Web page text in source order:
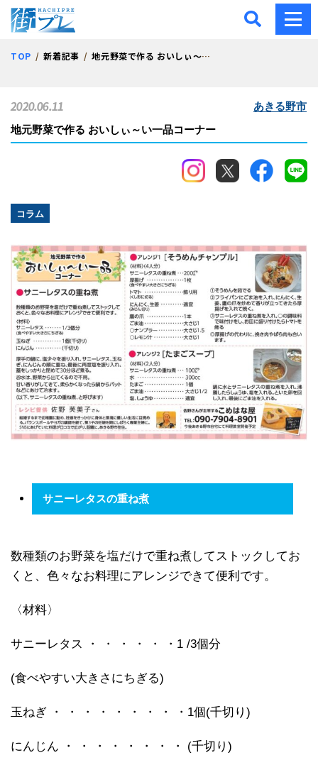
街プレ -東京・西多摩の
TOP 新着記事 地元野菜で作る おいしぃ～い一品コーナー
地元野菜で作る おいしぃ～い一品コーナー
コラム
2020.06.11 あきる野市
サニーレタスの重ね煮
数種類のお野菜を塩だけで重ね煮してストックしてお
くと、色々なお料理にアレンジできて便利です。
〈材料〉
サニーレタス ・ ・ ・ ・ ・ ・1 /3個分
(食べやすい大きさにちぎる)
玉ねぎ ・ ・ ・ ・ ・ ・ ・ ・ ・1個(千切り)
にんじん ・ ・ ・ ・ ・ ・ ・ ・ (千切り)